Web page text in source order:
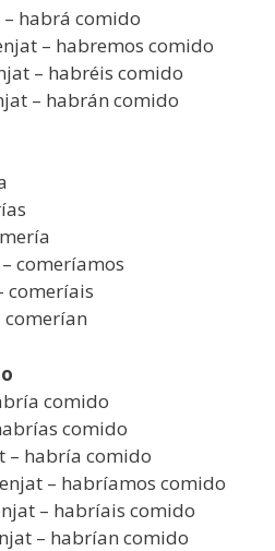
habrá comido
– habremos comido
– habréis comido
– habrán comido
comeríamos
comeríais
comerían
comido
comido
– habría comido
– habríamos comido
– habríais comido
– habrían comido